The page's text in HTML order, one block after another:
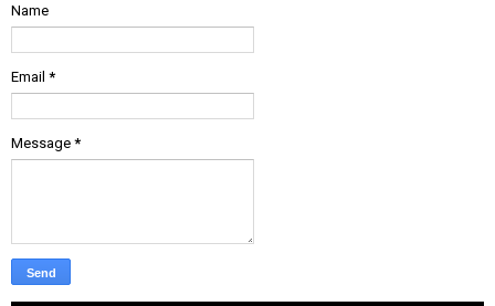
Name
Email *
Message *